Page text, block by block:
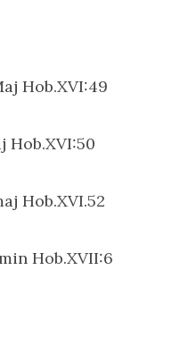
Hob.XVI:49
Hob.XVI:50
Hob.XVI.52
Hob.XVII:6